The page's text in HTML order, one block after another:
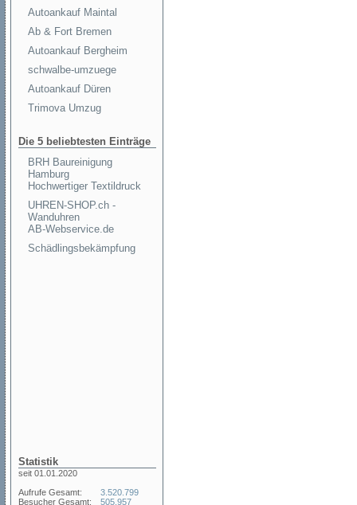
Autoankauf Maintal
Ab & Fort Bremen
Autoankauf Bergheim
schwalbe-umzuege
Autoankauf Düren
Trimova Umzug
Die 5 beliebtesten Einträge
BRH Baureinigung
Hamburg
Hochwertiger Textildruck
UHREN-SHOP.ch -
Wanduhren
AB-Webservice.de
Schädlingsbekämpfung
Statistik
seit 01.01.2020
Aufrufe Gesamt:
Besucher Gesamt:
3.520.799
505.957